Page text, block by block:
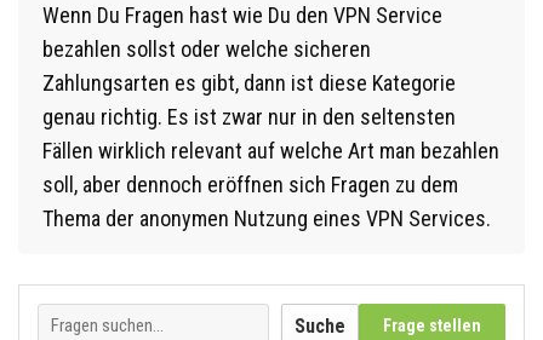
Wenn Du Fragen hast wie Du den VPN Service
bezahlen sollst oder welche sicheren
Zahlungsarten es gibt, dann ist diese Kategorie
genau richtig. Es ist zwar nur in den seltensten
Fällen wirklich relevant auf welche Art man bezahlen
soll, aber dennoch eröffnen sich Fragen zu dem
Thema der anonymen Nutzung eines VPN Services.
Frage stellen
Suche